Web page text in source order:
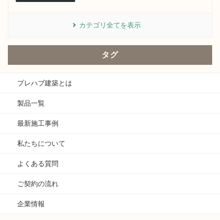
カテゴリ全てを表示
タグ
プレハブ建築とは
製品一覧
最新施工事例
私たちについて
よくある質問
ご契約の流れ
企業情報